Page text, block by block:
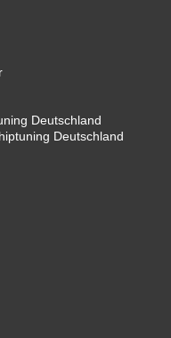
Deutschland
Deutschland